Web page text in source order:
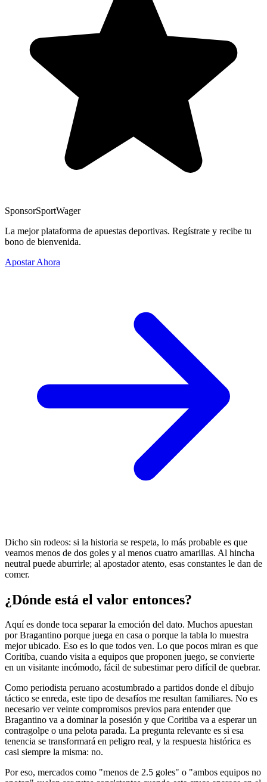
SponsorSportWager
La mejor plataforma de apuestas deportivas. Regístrate y recibe tu
bono de bienvenida.
Apostar Ahora
Dicho sin rodeos: si la historia se respeta, lo más probable es que
veamos menos de dos goles y al menos cuatro amarillas. Al hincha
neutral puede aburrirle; al apostador atento, esas constantes le dan de
comer.
¿Dónde está el valor entonces?
Aquí es donde toca separar la emoción del dato. Muchos apuestan
por Bragantino porque juega en casa o porque la tabla lo muestra
mejor ubicado. Eso es lo que todos ven. Lo que pocos miran es que
Coritiba, cuando visita a equipos que proponen juego, se convierte
en un visitante incómodo, fácil de subestimar pero difícil de quebrar.
Como periodista peruano acostumbrado a partidos donde el dibujo
táctico se enreda, este tipo de desafíos me resultan familiares. No es
necesario ver veinte compromisos previos para entender que
Bragantino va a dominar la posesión y que Coritiba va a esperar un
contragolpe o una pelota parada. La pregunta relevante es si esa
tenencia se transformará en peligro real, y la respuesta histórica es
casi siempre la misma: no.
Por eso, mercados como "menos de 2.5 goles" o "ambos equipos no